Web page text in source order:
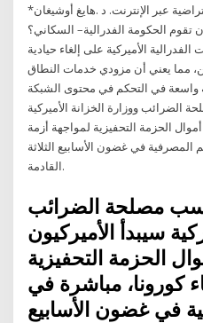
في إحاطة افتراضية عبر الإنترنت. د‭. ‬هايغ‭ ‬أوشيغان‭*‬ ‭ ‬ما‭ ‬هو‭ ‬التعداد‭
‬السكاني؟ –‭ ‬يشترط‭ ‬دستور‭ ‬الولايات‭ ‬المتحدة‭ ‬أن‭ ‬تقوم‭ ‬الحكومة‭ ‬الفدرالية‭
الفدرالية الأميركية على إلغاء حيادية
مما يعني أن مزودي خدمات النطاق
في التحكم في محتوى الشبكة
الضرائب ووزارة الخزانة الأميركية
الحزمة التحفيزية لمواجهة أزمة
المصرفية في غضون الأسابيع الثلاثة
القادمة.
مصلحة الضرائب
سيبدأ الأميركيون
الحزمة التحفيزية
كورونا، مباشرة في
في غضون الأسابيع